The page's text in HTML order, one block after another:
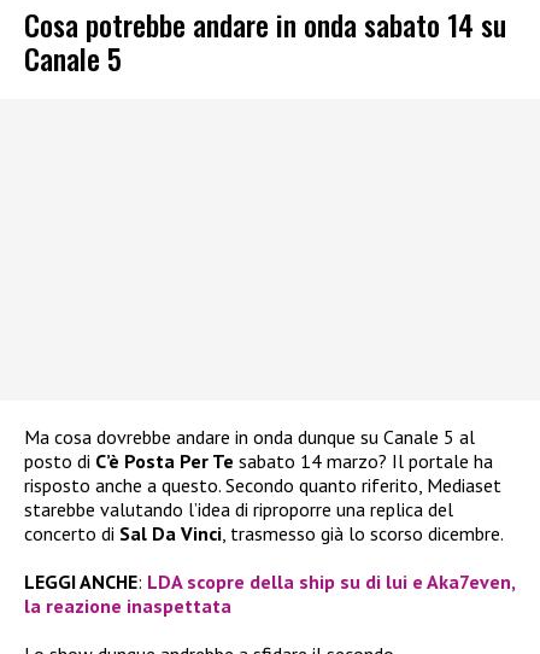
Cosa potrebbe andare in onda sabato 14 su
Canale 5
Ma cosa dovrebbe andare in onda dunque su Canale 5 al
posto di C’è Posta Per Te sabato 14 marzo? Il portale ha
risposto anche a questo. Secondo quanto riferito, Mediaset
starebbe valutando l’idea di riproporre una replica del
concerto di Sal Da Vinci , trasmesso già lo scorso dicembre.
LEGGI ANCHE: LDA scopre della ship su di lui e Aka7even,
la reazione inaspettata